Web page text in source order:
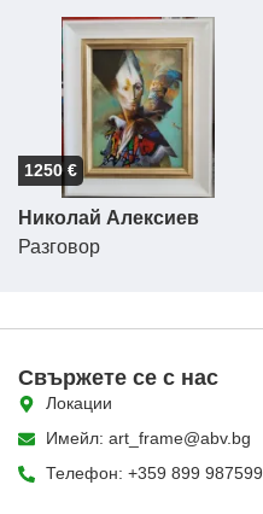
1250 €
Николай Алексиев
Разговор
Свържете се с нас
Локации
Имейл: art_frame@abv.bg
Телефон: +359 899 987599